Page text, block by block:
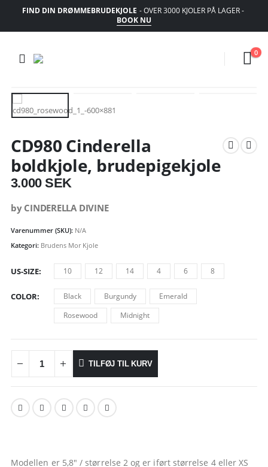
FIND DIN DRØMMEBRUDEKJOLE - OVER 3000 KJOLER PÅ LAGER -
BOOK NU
0
CD980 Cinderella
boldkjole, brudepigekjole
3.000SEK
by CINDERELLA DIVINE
Varenummer (SKU): N/A
Kategori: Brudens Mor Kjole
US-SIZE 10 12 14 4 6 8
COLOR Black Burgundy
Emerald
Rosewood
Midnight
TILFØJ TIL KURV
Modellen er 5,8″ / størrelse 2 og er iført størrelse 4 eller XS